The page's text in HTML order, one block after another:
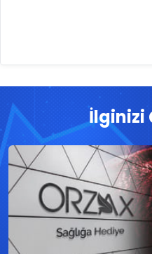
İlginizi